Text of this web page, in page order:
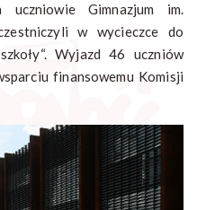
Gimnazjum im.
w wycieczce do
Wyjazd 46 uczniów
finansowemu Komisji